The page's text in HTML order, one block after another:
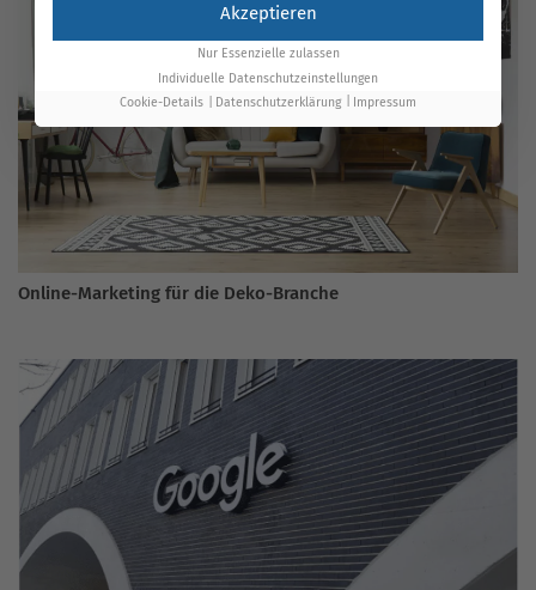
Online-Marketing für die Deko-Branche
Akzeptieren
Nur Essenzielle zulassen
Individuelle Datenschutzeinstellungen
Cookie-Details
Datenschutzerklärung Impressum